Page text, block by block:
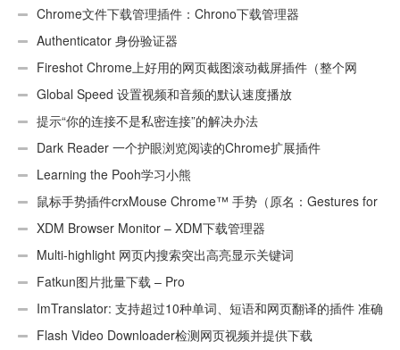
Chrome文件下载管理插件：Chrono下载管理器
Authenticator 身份验证器
Fireshot Chrome上好用的网页截图滚动截屏插件（整个网
页）Global Speed 设置视频和音频的默认速度播放
提示“你的连接不是私密连接”的解决办法
Dark Reader 一个护眼浏览阅读的Chrome扩展插件
Learning the Pooh学习小熊
鼠标手势插件crxMouse Chrome™ 手势（原名：Gestures for
Chrome(TM)汉化版）
XDM Browser Monitor – XDM下载管理器
Multi-highlight 网页内搜索突出高亮显示关键词
Fatkun图片批量下载 – Pro
ImTranslator: 支持超过10种单词、短语和网页翻译的插件 准确
性不错Flash Video Downloader检测网页视频并提供下载